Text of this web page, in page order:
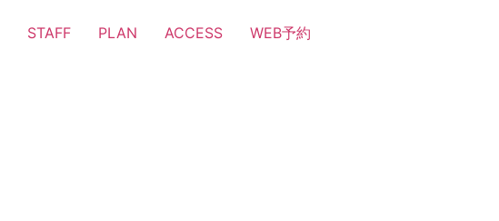
STAFF PLAN ACCESS WEB予約